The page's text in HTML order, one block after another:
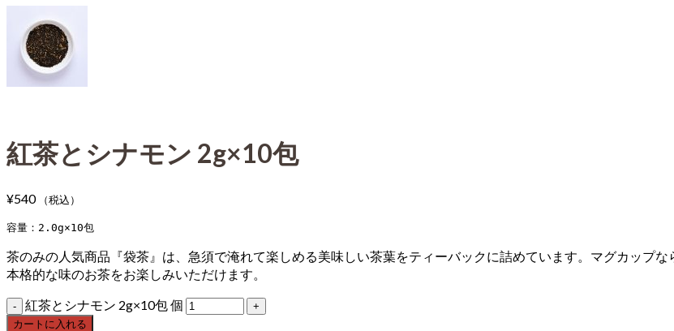
紅茶とシナモン 2g×10包
¥540 （税込）
容量：2.0g×10包
茶のみの人気商品『袋茶』は、急須で淹れて楽しめる美味しい茶葉をティーバックに詰めています。マグカップ
本格的な味のお茶をお楽しみいただけます。
紅茶とシナモン 2g×10包 個
カートに入れる